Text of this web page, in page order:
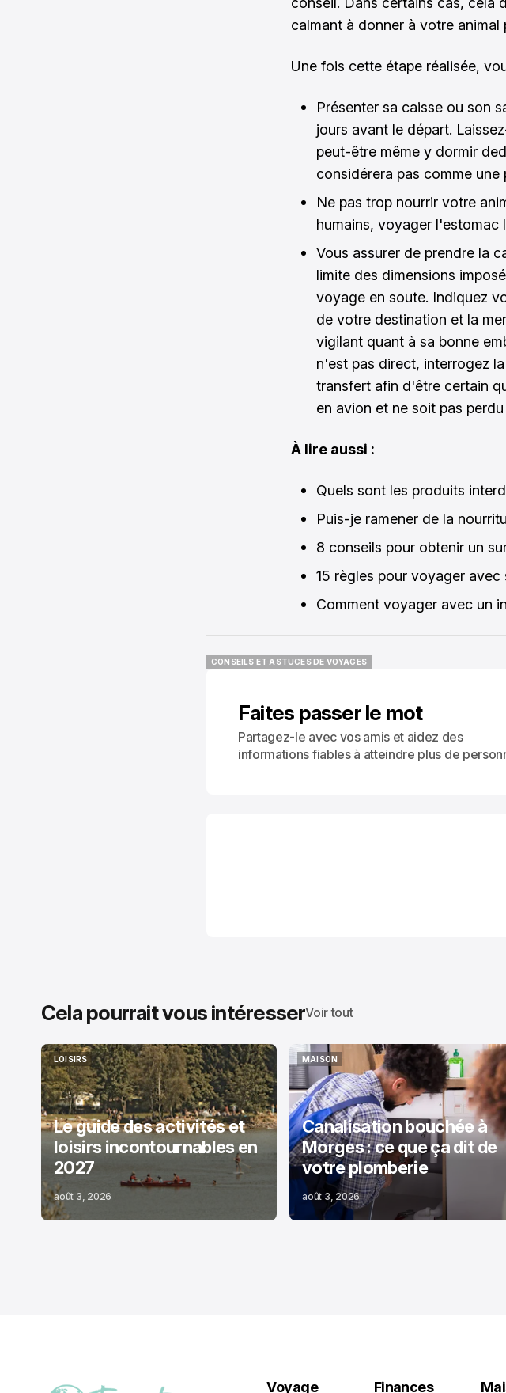
calmant à donner à votre
Une fois cette étape réalisée,
Présenter sa caisse ou son
jours avant le départ.
peut-être même y dormir
considérera pas comme
Ne pas trop nourrir votre
humains, voyager l'estomac
Vous assurer de prendre la
limite des dimensions
voyage en soute. Indiquez
de votre destination et la
vigilant quant à sa bonne
n'est pas direct, interrogez
transfert afin d'être certain
en avion et ne soit pas
À lire aussi :
Quels sont les produits
Puis-je ramener de la
8 conseils pour obtenir un
15 règles pour voyager
Comment voyager avec un
CONSEILS ET ASTUCES DE VOYAGES
Faites passer le mot
Partagez-le avec vos amis et aidez des
informations fiables à atteindre plus de
Cela pourrait vous intéresserVoir tout
LOISIRS
LOISIRS
Le guide des activités et
loisirs incontournables en
2027
août 3, 2026
MAISON
MAISON
Canalisation bouchée à
Morges : ce que ça dit de
votre plomberie
août 3, 2026
Voyage Finances